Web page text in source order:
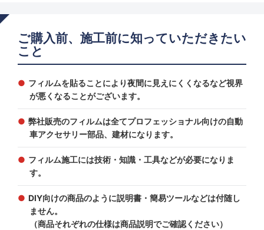
ご購入前、施工前に知っていただきたい
こと
フィルムを貼ることにより夜間に見えにくくなるなど視界
が悪くなることがございます。
弊社販売のフィルムは全てプロフェッショナル向けの自動
車アクセサリー部品、建材になります。
フィルム施工には技術・知識・工具などが必要になりま
す。
DIY向けの商品のように説明書・簡易ツールなどは付随し
ません。
（商品それぞれの仕様は商品説明でご確認ください）